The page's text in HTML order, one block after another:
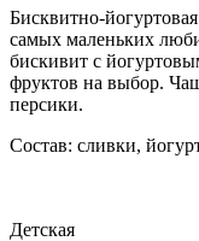
Бисквитно-
самых маленьких
бискивит с
фруктов на выбор.
персики.
Состав: сливки,
Детская